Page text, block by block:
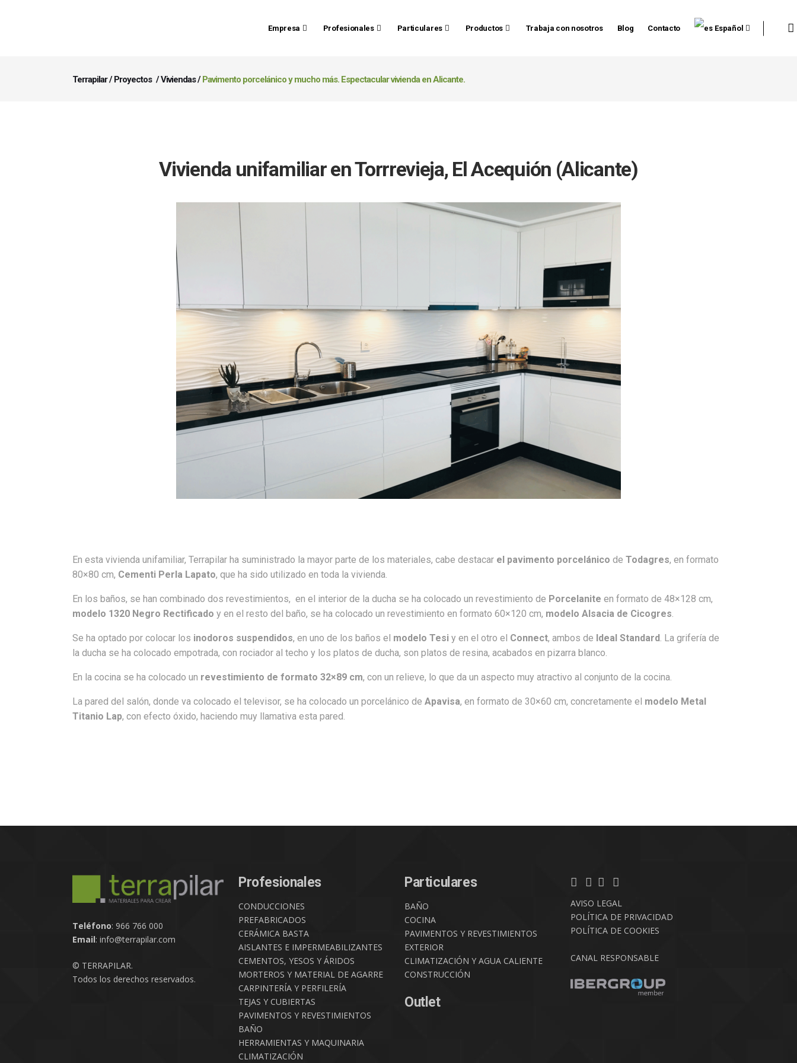
Empresa Profesionales Particulares Productos Trabaja con nosotros Blog Contacto Español
Terrapilar/Proyectos /Viviendas/Pavimento porcelánico y mucho más. Espectacular vivienda en Alicante.
Vivienda unifamiliar en Torrrevieja, El Acequión (Alicante)
En esta vivienda unifamiliar, Terrapilar ha suministrado la mayor parte de los materiales, cabe destacar el pavimento porcelánico de Todagres, en formato
80×80 cm, Cementi Perla Lapato, que ha sido utilizado en toda la vivienda.
En los baños, se han combinado dos revestimientos, en el interior de la ducha se ha colocado un revestimiento de Porcelanite en formato de 48×128 cm,
modelo 1320 Negro Rectificado y en el resto del baño, se ha colocado un revestimiento en formato 60×120 cm, modelo Alsacia de Cicogres.
Se ha optado por colocar los inodoros suspendidos, en uno de los baños el modelo Tesi y en el otro el Connect, ambos de Ideal Standard. La grifería de
la ducha se ha colocado empotrada, con rociador al techo y los platos de ducha, son platos de resina, acabados en pizarra blanco.
En la cocina se ha colocado un revestimiento de formato 32×89 cm, con un relieve, lo que da un aspecto muy atractivo al conjunto de la cocina.
La pared del salón, donde va colocado el televisor, se ha colocado un porcelánico de Apavisa, en formato de 30×60 cm, concretamente el modelo Metal
Titanio Lap, con efecto óxido, haciendo muy llamativa esta pared.
Teléfono: 966 766 000
Email: info@terrapilar.com
© TERRAPILAR.
Todos los derechos reservados.
Profesionales
CONDUCCIONES
PREFABRICADOS
CERÁMICA BASTA
AISLANTES E IMPERMEABILIZANTES
CEMENTOS, YESOS Y ÁRIDOS
MORTEROS Y MATERIAL DE AGARRE
CARPINTERÍA Y PERFILERÍA
TEJAS Y CUBIERTAS
PAVIMENTOS Y REVESTIMIENTOS
BAÑO
HERRAMIENTAS Y MAQUINARIA
CLIMATIZACIÓN
Particulares
BAÑO
COCINA
PAVIMENTOS Y REVESTIMIENTOS
EXTERIOR
CLIMATIZACIÓN Y AGUA CALIENTE
CONSTRUCCIÓN
Outlet
AVISO LEGAL
POLÍTICA DE PRIVACIDAD
POLÍTICA DE COOKIES
CANAL RESPONSABLE